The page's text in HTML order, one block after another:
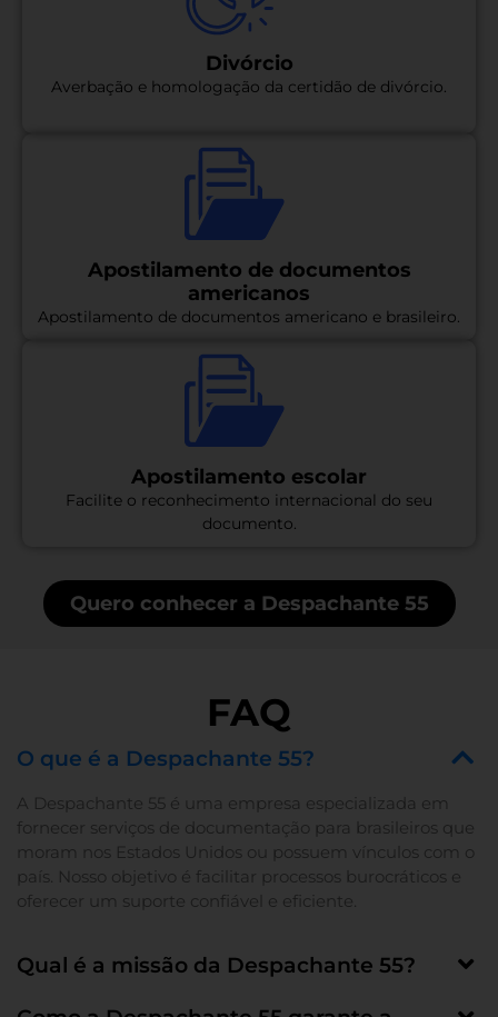
Divórcio
Averbação e homologação da certidão de divórcio.
Apostilamento de documentos
americanos
Apostilamento de documentos americano e brasileiro.
Apostilamento escolar
Facilite o reconhecimento internacional do seu
documento.
Quero conhecer a Despachante 55
FAQ
O que é a Despachante 55?
A Despachante 55 é uma empresa especializada em
fornecer serviços de documentação para brasileiros que
moram nos Estados Unidos ou possuem vínculos com o
país. Nosso objetivo é facilitar processos burocráticos e
oferecer um suporte confiável e eficiente.
Qual é a missão da Despachante 55?